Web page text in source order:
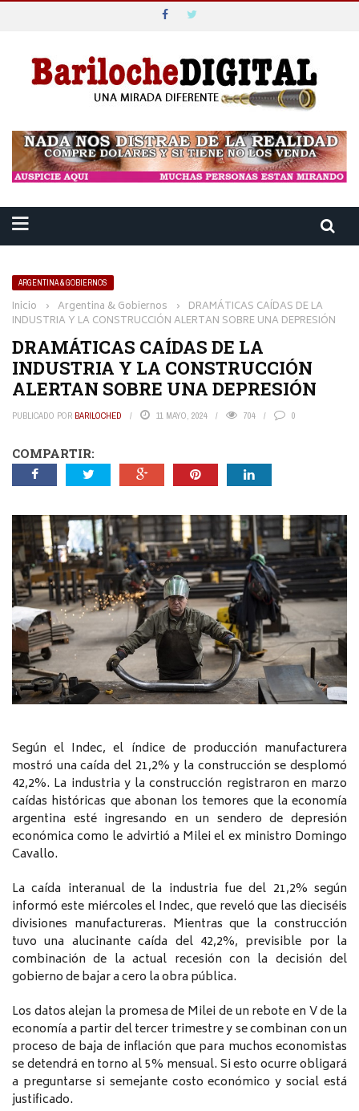
ARGENTINA & GOBIERNOS
Inicio › Argentina & Gobiernos › DRAMÁTICAS CAÍDAS DE LA
INDUSTRIA Y LA CONSTRUCCIÓN ALERTAN SOBRE UNA DEPRESIÓN
DRAMÁTICAS CAÍDAS DE LA
INDUSTRIA Y LA CONSTRUCCIÓN
ALERTAN SOBRE UNA DEPRESIÓN
PUBLICADO POR BARILOCHED 11 MAYO, 2024 704 0
COMPARTIR:
Según el Indec, el índice de producción manufacturera
mostró una caída del 21,2% y la construcción se desplomó
42,2%. La industria y la construcción registraron en marzo
caídas históricas que abonan los temores que la economía
argentina esté ingresando en un sendero de depresión
económica como le advirtió a Milei el ex ministro Domingo
Cavallo.
La caída interanual de la industria fue del 21,2% según
informó este miércoles el Indec, que reveló que las dieciséis
divisiones manufactureras. Mientras que la construcción
tuvo una alucinante caída del 42,2%, previsible por la
combinación de la actual recesión con la decisión del
gobierno de bajar a cero la obra pública.
Los datos alejan la promesa de Milei de un rebote en V de la
economía a partir del tercer trimestre y se combinan con un
proceso de baja de inflación que para muchos economistas
se detendrá en torno al 5% mensual. Si esto ocurre obligará
a preguntarse si semejante costo económico y social está
justificado.